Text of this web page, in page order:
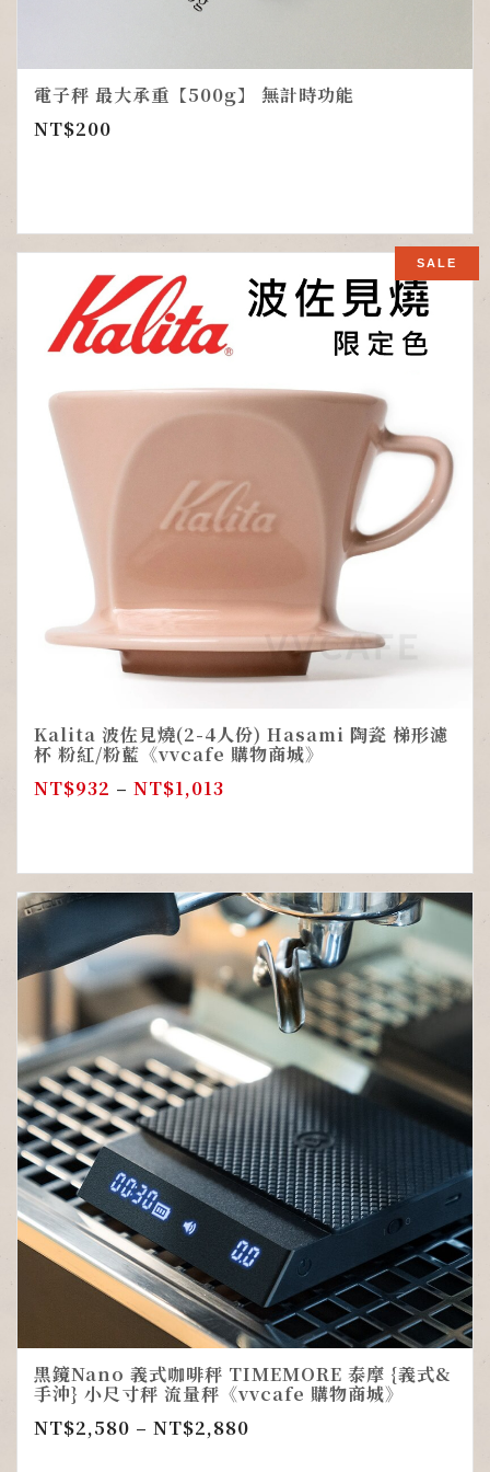
電子秤 最大承重【500g】 無計時功能
NT$200
SALE
Kalita 波佐見燒(2-4人份) Hasami 陶瓷 梯形濾
杯 粉紅/粉藍《vvcafe 購物商城》
NT$932 – NT$1,013
黑鏡Nano 義式咖啡秤 TIMEMORE 泰摩 {義式&
手沖} 小尺寸秤 流量秤《vvcafe 購物商城》
NT$2,580 – NT$2,880